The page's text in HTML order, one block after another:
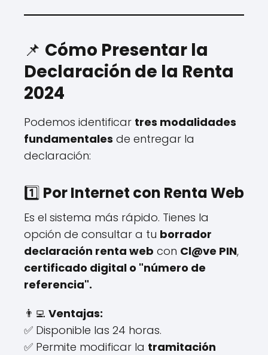
📌 Cómo Presentar la
Declaración de la Renta
2024
Podemos identificar tres modalidades
fundamentales de entregar la
declaración:
1️⃣ Por Internet con Renta Web
Es el sistema más rápido. Tienes la
opción de consultar a tu borrador
declaración renta web con Cl@ve PIN,
certificado digital o "número de
referencia".
👨‍💻 Ventajas:
✅ Disponible las 24 horas.
✅ Permite modificar la tramitación